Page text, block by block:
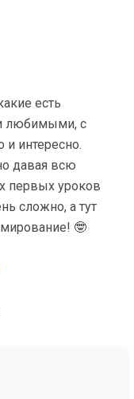
есть
любимыми, с
и интересно.
давая всю
первых уроков
сложно, а тут
🤓